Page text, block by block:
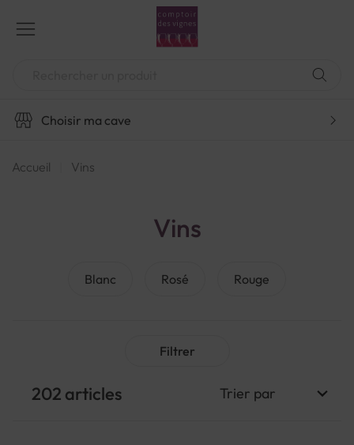
contenu
Choisir ma cave
Accueil Vins
Vins
Blanc Rosé Rouge
202 articles
Filtrer